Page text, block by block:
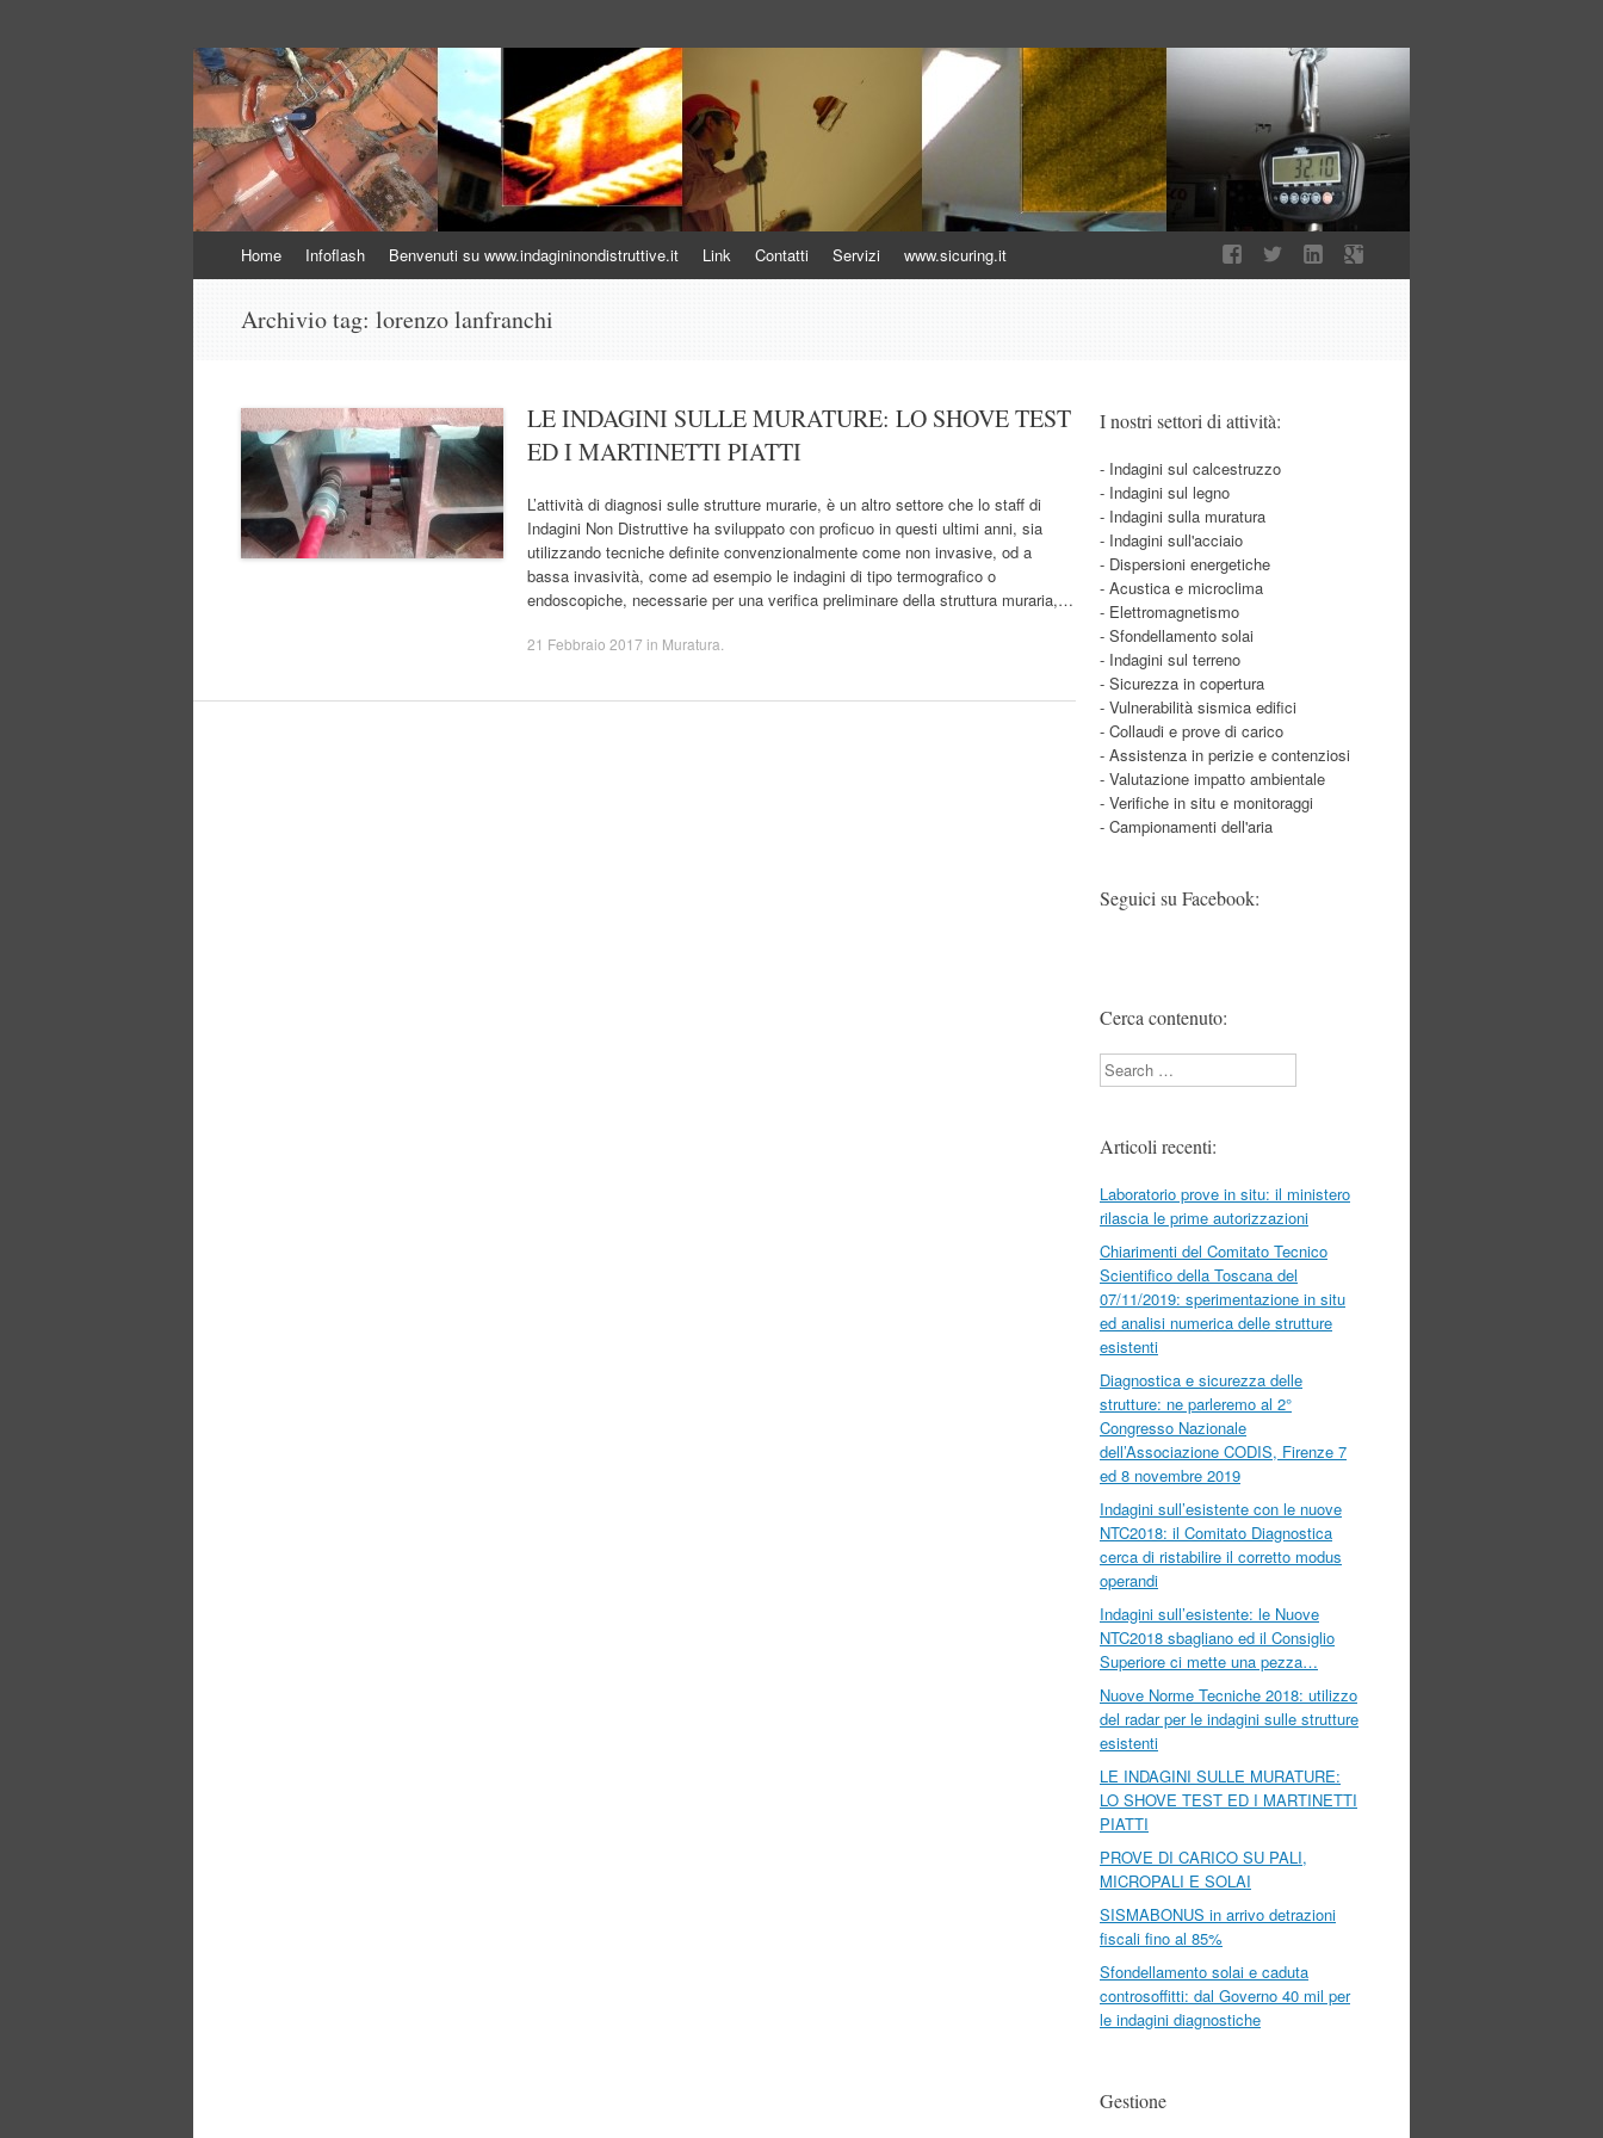
Indagini non distruttive
Indagini Ingegneria e Sicurezza
al
Home Infoflash Benvenuti su www.indagininondistruttive.it Link Contatti Servizi www.sicuring.it
Archivio tag: lorenzo lanfranchi
LE INDAGINI SULLE MURATURE: LO SHOVE TEST
ED I MARTINETTI PIATTI
L’attività di diagnosi sulle strutture murarie, è un altro settore che lo staff di
Indagini Non Distruttive ha sviluppato con proficuo in questi ultimi anni, sia
utilizzando tecniche definite convenzionalmente come non invasive, od a
bassa invasività, come ad esempio le indagini di tipo termografico o
endoscopiche, necessarie per una verifica preliminare della struttura muraria,…
21 Febbraio 2017 in Muratura
I nostri settori di attività:
- Indagini sul calcestruzzo
- Indagini sul legno
- Indagini sulla muratura
- Indagini sull'acciaio
- Dispersioni energetiche
- Acustica e microclima
- Elettromagnetismo
- Sfondellamento solai
- Indagini sul terreno
- Sicurezza in copertura
- Vulnerabilità sismica edifici
- Collaudi e prove di carico
- Assistenza in perizie e contenziosi
- Valutazione impatto ambientale
- Verifiche in situ e monitoraggi
- Campionamenti dell'aria
Seguici su Facebook:
Cerca contenuto:
Search
Articoli recenti:
Laboratorio prove in situ: il ministero
rilascia le prime autorizzazioni
Chiarimenti del Comitato Tecnico
Scientifico della Toscana del
07/11/2019: sperimentazione in situ
ed analisi numerica delle strutture
esistenti
Diagnostica e sicurezza delle
strutture: ne parleremo al 2°
Congresso Nazionale
dell’Associazione CODIS, Firenze 7
ed 8 novembre 2019
Indagini sull’esistente con le nuove
NTC2018: il Comitato Diagnostica
cerca di ristabilire il corretto modus
operandi
Indagini sull’esistente: le Nuove
NTC2018 sbagliano ed il Consiglio
Superiore ci mette una pezza…
Nuove Norme Tecniche 2018: utilizzo
del radar per le indagini sulle strutture
esistenti
LE INDAGINI SULLE MURATURE:
LO SHOVE TEST ED I MARTINETTI
PIATTI
PROVE DI CARICO SU PALI,
MICROPALI E SOLAI
SISMABONUS in arrivo detrazioni
fiscali fino al 85%
Sfondellamento solai e caduta
controsoffitti: dal Governo 40 mil per
le indagini diagnostiche
Gestione